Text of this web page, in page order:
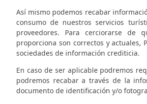
Así mismo podemos recabar
consumo de nuestros servicios
proveedores. Para cerciorarse de
proporciona son correctos y actuales,
sociedades de información crediticia.
En caso de ser aplicable podremos
podremos recabar a través de la
documento de identificación y/o